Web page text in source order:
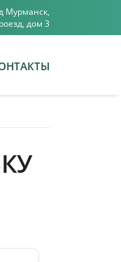
Мурманск,
дом 3